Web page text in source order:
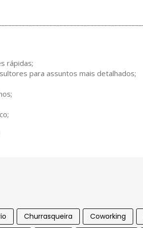
rápidas;
para assuntos mais detalhados;
Churrasqueira Coworking